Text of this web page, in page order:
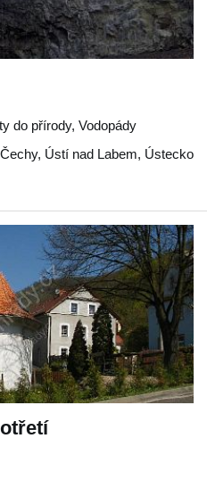
do přírody, Vodopády
, Ústí nad Labem, Ústecko